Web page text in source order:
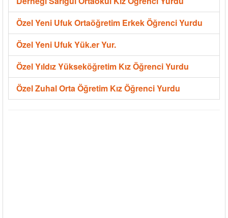
Özel Yeni Ufuk Ortaöğretim Erkek Öğrenci Yurdu
Özel Yeni Ufuk Yük.er Yur.
Özel Yıldız Yükseköğretim Kız Öğrenci Yurdu
Özel Zuhal Orta Öğretim Kız Öğrenci Yurdu